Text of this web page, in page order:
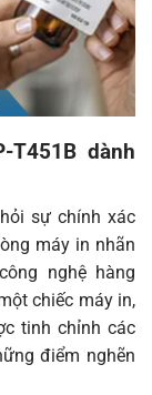
T451B dành
sự chính xác
máy in nhãn
nghệ hàng
chiếc máy in,
tinh chỉnh các
điểm nghẽn